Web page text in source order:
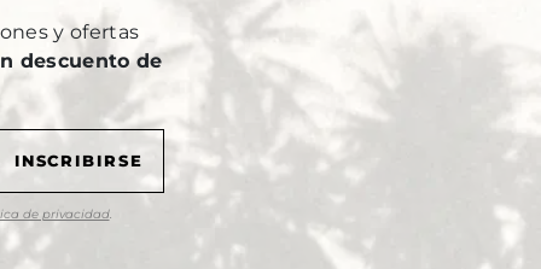
y ofertas
descuento de
de privacidad.